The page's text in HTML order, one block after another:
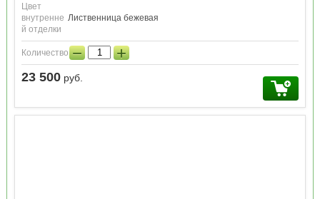
Цвет
внутренне
й отделки
Лиственница бежевая
Количество:− +
23 500 руб.